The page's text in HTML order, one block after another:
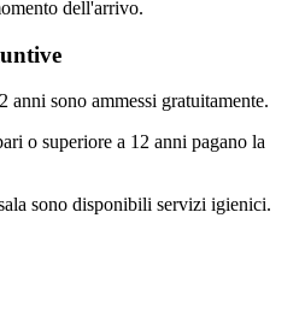
dell'arrivo.
anni sono ammessi gratuitamente.
o superiore a 12 anni pagano la
sono disponibili servizi igienici.